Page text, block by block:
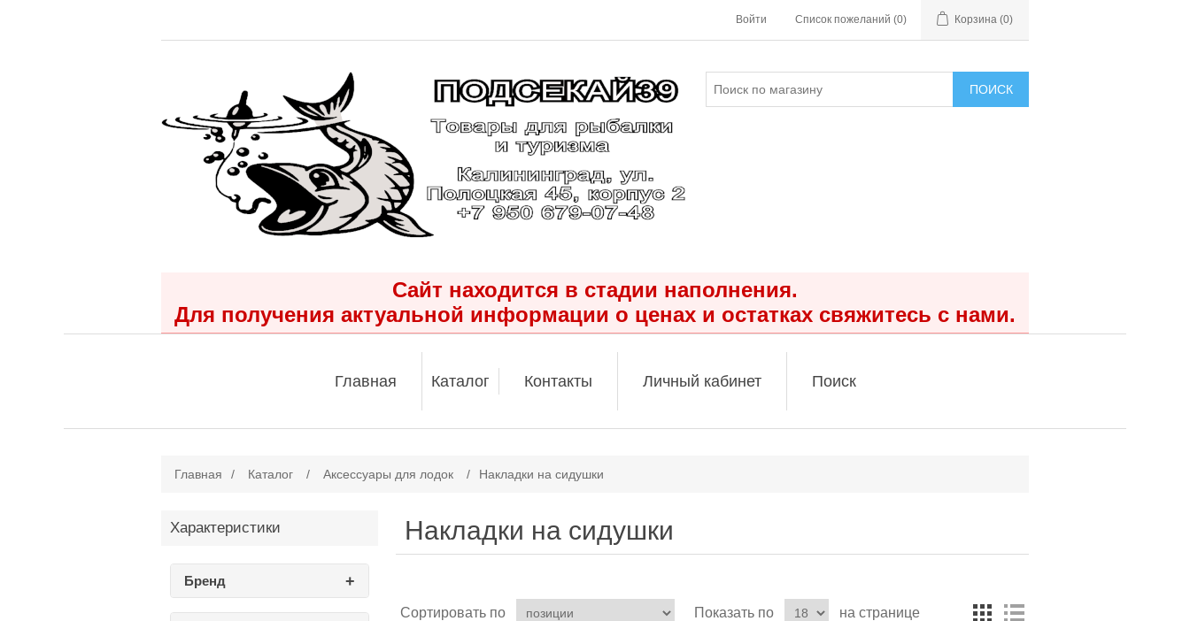
Войти Список пожеланий (0) Корзина (0)
ПОИСК
Сайт находится в стадии наполнения.
Для получения актуальной информации о ценах и остатках свяжитесь с нами.
Главная Каталог Контакты Личный кабинет Поиск
Главная / Каталог / Аксессуары для лодок / Накладки на сидушки
Характеристики
Бренд
Накладки на сидушки
Сортировать по Показать по на странице